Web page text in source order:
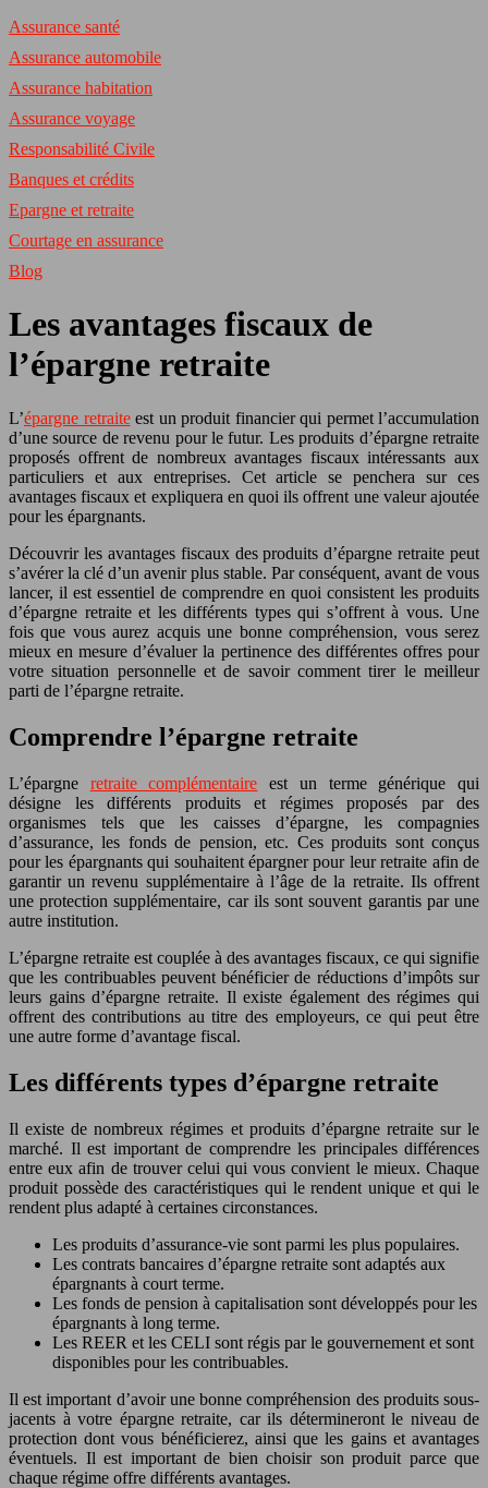
Assurance santé
Assurance automobile
Assurance habitation
Assurance voyage
Responsabilité Civile
Banques et crédits
Epargne et retraite
Courtage en assurance
Blog
Les avantages fiscaux de
l’épargne retraite
L’épargne retraiteest un produit financier qui permet l’accumulation
d’une source de revenu pour le futur. Les produits d’épargne retraite
proposés offrent de nombreux avantages fiscaux intéressants aux
particuliers et aux entreprises. Cet article se penchera sur ces
avantages fiscaux et expliquera en quoi ils offrent une valeur ajoutée
pour les épargnants.
Découvrir les avantages fiscaux des produits d’épargne retraite peut
s’avérer la clé d’un avenir plus stable. Par conséquent, avant de vous
lancer, il est essentiel de comprendre en quoi consistent les produits
d’épargne retraite et les différents types qui s’offrent à vous. Une
fois que vous aurez acquis une bonne compréhension, vous serez
mieux en mesure d’évaluer la pertinence des différentes offres pour
votre situation personnelle et de savoir comment tirer le meilleur
parti de l’épargne retraite.
Comprendre l’épargne retraite
L’épargne retraite complémentaire est un terme générique qui
désigne les différents produits et régimes proposés par des
organismes tels que les caisses d’épargne, les compagnies
d’assurance, les fonds de pension, etc. Ces produits sont conçus
pour les épargnants qui souhaitent épargner pour leur retraite afin de
garantir un revenu supplémentaire à l’âge de la retraite. Ils offrent
une protection supplémentaire, car ils sont souvent garantis par une
autre institution.
L’épargne retraite est couplée à des avantages fiscaux, ce qui signifie
que les contribuables peuvent bénéficier de réductions d’impôts sur
leurs gains d’épargne retraite. Il existe également des régimes qui
offrent des contributions au titre des employeurs, ce qui peut être
une autre forme d’avantage fiscal.
Les différents types d’épargne retraite
Il existe de nombreux régimes et produits d’épargne retraite sur le
marché. Il est important de comprendre les principales différences
entre eux afin de trouver celui qui vous convient le mieux. Chaque
produit possède des caractéristiques qui le rendent unique et qui le
rendent plus adapté à certaines circonstances.
Les produits d’assurance-vie sont parmi les plus populaires.
Les contrats bancaires d’épargne retraite sont adaptés aux
épargnants à court terme.
Les fonds de pension à capitalisation sont développés pour les
épargnants à long terme.
Les REER et les CELI sont régis par le gouvernement et sont
disponibles pour les contribuables.
Il est important d’avoir une bonne compréhension des produits sous-
jacents à votre épargne retraite, car ils détermineront le niveau de
protection dont vous bénéficierez, ainsi que les gains et avantages
éventuels. Il est important de bien choisir son produit parce que
chaque régime offre différents avantages.